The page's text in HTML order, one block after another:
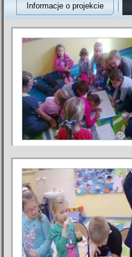
Informacje o projekcie